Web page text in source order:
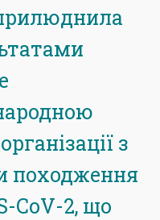
з
походження
CoV-2, що